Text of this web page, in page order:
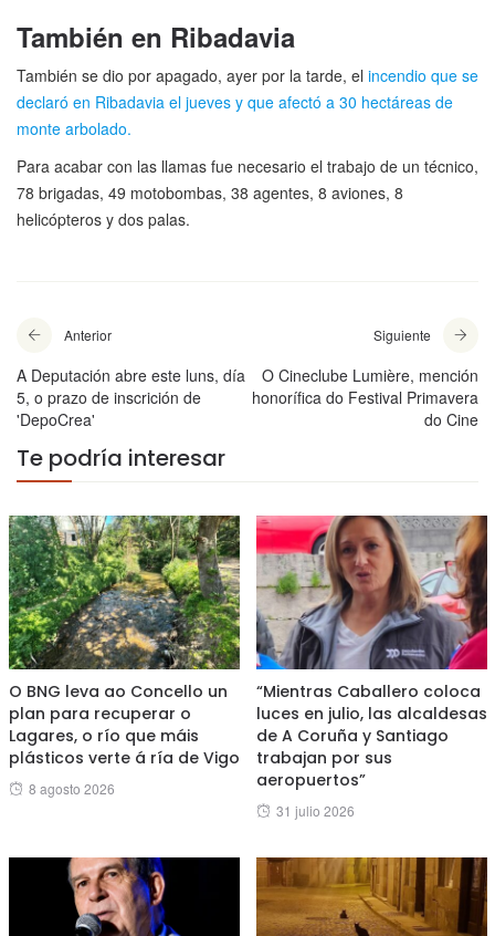
También en Ribadavia
También se dio por apagado, ayer por la tarde, el incendio que se
declaró en Ribadavia el jueves y que afectó a 30 hectáreas de
monte arbolado.
Para acabar con las llamas fue necesario el trabajo de un técnico,
78 brigadas, 49 motobombas, 38 agentes, 8 aviones, 8
helicópteros y dos palas.
Anterior
A Deputación abre este luns, día
5, o prazo de inscrición de
'DepoCrea'
Siguiente
O Cineclube Lumière, mención
honorífica do Festival Primavera
do Cine
Te podría interesar
O BNG leva ao Concello un
plan para recuperar o
Lagares, o río que máis
plásticos verte á ría de Vigo
Posted
8 agosto 2026
“Mientras Caballero coloca
luces en julio, las alcaldesas
de A Coruña y Santiago
trabajan por sus
aeropuertos”
Posted
31 julio 2026